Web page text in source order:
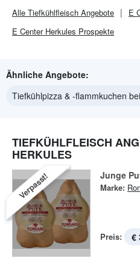
Alle Tiefkühlfleisch Angebote E
E Center Herkules Prospekte
Ähnliche Angebote:
Tiefkühlpizza & -flammkuchen
TIEFKÜHLFLEISCH
HERKULES
Verpasst! Junge
Marke:
Preis: €